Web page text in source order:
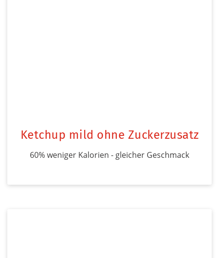
Ketchup mild ohne Zuckerzusatz
60% weniger Kalorien - gleicher Geschmack